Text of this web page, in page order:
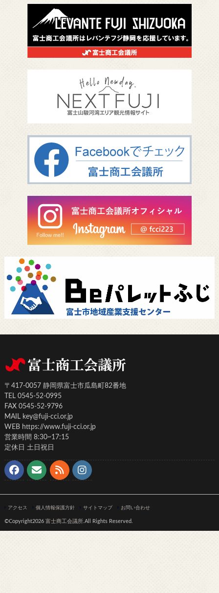
〒417-0057 静岡県富士市瓜島町82番地
TEL 0545-52-0995
FAX 0545-52-9796
MAIL key@fuji-cci.or.jp
WEB https://www.fuji-cci.or.jp
営業時間 8:30~17:15
定休日 土日祝日
アクセス 個人情報保護方針 サイトマップ お問い合わせ
©Copyright2026 富士商工会議所.All Rights Reserved.